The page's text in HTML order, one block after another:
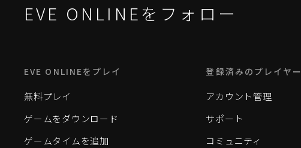
EVE ONLINEをフォロー
EVE ONLINEをプレイ
無料プレイ
ゲームをダウンロード
ゲームタイムを追加
登録済みのプレイヤー
アカウント管理
サポート
コミュニティ